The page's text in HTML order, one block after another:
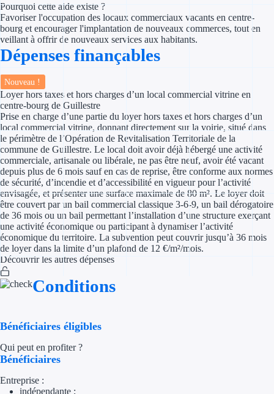
Prêt
Avance
Garantie
Par financeur
Aides par
Aides
Aides
Pourquoi cette aide existe ?
Favoriser l'occupation des locaux commerciaux vacants en centre-
bourg et encourager l'implantation de nouveaux commerces, tout en
veillant à offrir de nouveaux services aux habitants.
Dépenses finançables
Nouveau !
Loyer hors taxes et hors charges d’un local commercial vitrine en
centre-bourg de Guillestre
Prise en charge d’une partie du loyer hors taxes et hors charges d’un
local commercial vitrine, donnant directement sur la voirie, situé dans
le périmètre de l’Opération de Revitalisation Territoriale de la
commune de Guillestre. Le local doit avoir déjà hébergé une activité
commerciale, artisanale ou libérale, ne pas être neuf, avoir été vacant
depuis plus de 6 mois sauf en cas de reprise, être conforme aux normes
de sécurité, d’incendie et d’accessibilité en vigueur pour l’activité
envisagée, et présenter une surface maximale de 80 m². Le loyer doit
être couvert par un bail commercial classique 3-6-9, un bail dérogatoire
de 36 mois ou un bail permettant l’installation d’une structure exerçant
une activité économique ou participant à dynamiser l’activité
économique du territoire. La subvention peut couvrir jusqu’à 36 mois
de loyer dans la limite d’un plafond de 12 €/m²/mois.
Découvrir les autres dépenses
Conditions
Bénéficiaires éligibles
Qui peut en profiter ?
Bénéficiaires
Entreprise :
indépendante ;